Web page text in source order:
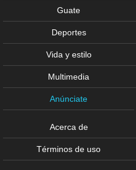
Guate
Deportes
Vida y estilo
Multimedia
Anúnciate
Acerca de
Términos de uso